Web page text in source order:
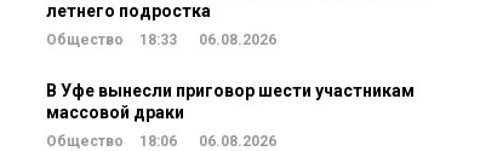
летнего подростка
Общество 18:33 06.08.2026
В Уфе вынесли приговор шести участникам
массовой драки
Общество 18:06 06.08.2026